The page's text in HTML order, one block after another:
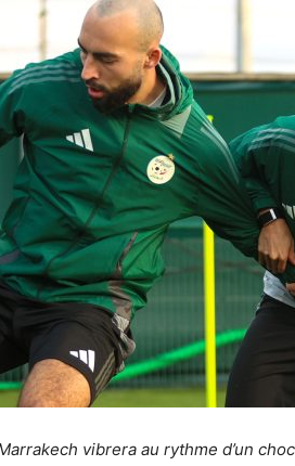
vibrera au rythme d’un